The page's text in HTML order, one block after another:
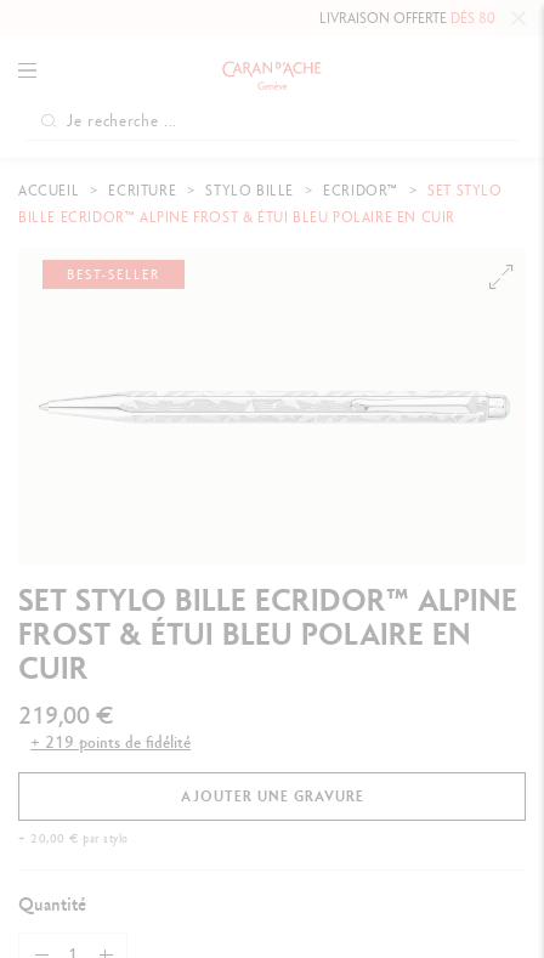
LIVRAISON OFFERTEDÈS 80 €
ACCUEIL ECRITURE STYLO BILLE ECRIDOR™
SET STYLO
BILLE ECRIDOR™ ALPINE FROST & ÉTUI BLEU POLAIRE EN CUIR
BEST-SELLER
SET STYLO BILLE ECRIDOR™ ALPINE
FROST & ÉTUI BLEU POLAIRE EN
CUIR
219,00 €
+ 219 points de fidélité
AJOUTER UNE GRAVURE
+ 20,00 € par stylo
Quantité